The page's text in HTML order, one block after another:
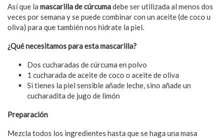
Así que la mascarilla de cúrcumadebe ser utilizada al menos dos
veces por semana y se puede combinar con un aceite (de coco u
oliva) para que también nos hidrate la piel.
¿Qué necesitamos para esta mascarilla?
Dos cucharadas de cúrcuma en polvo
1 cucharada de aceite de coco o aceite de oliva
Si tienes la piel sensible añade leche, sino añade un
cucharadita de jugo de limón
Preparación
Mezcla todos los ingredientes hasta que se haga una masa